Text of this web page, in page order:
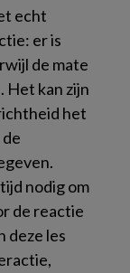
echt
er is
de mate
Het kan zijn
het
nodig om
de reactie
deze les